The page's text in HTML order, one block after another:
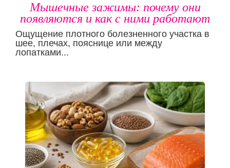
Мышечные зажимы: почему они
появляются и как с ними работают
Ощущение плотного болезненного участка в
шее, плечах, пояснице или между
лопатками...